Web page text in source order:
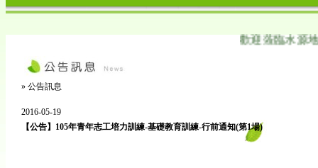
» 公告訊息
2016-05-19
【公告】105年青年志工培力訓練-基礎教育訓練-行前通知(第1場)